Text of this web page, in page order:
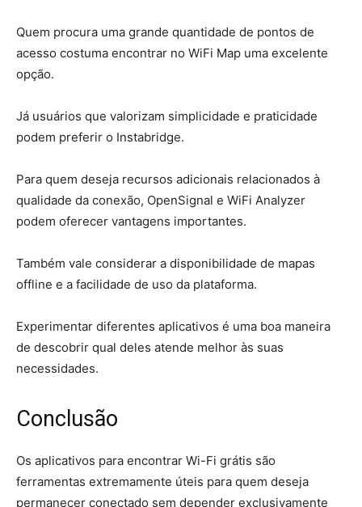
Quem procura uma grande quantidade de pontos de
acesso costuma encontrar no WiFi Map uma excelente
opção.
Já usuários que valorizam simplicidade e praticidade
podem preferir o Instabridge.
Para quem deseja recursos adicionais relacionados à
qualidade da conexão, OpenSignal e WiFi Analyzer
podem oferecer vantagens importantes.
Também vale considerar a disponibilidade de mapas
offline e a facilidade de uso da plataforma.
Experimentar diferentes aplicativos é uma boa maneira
de descobrir qual deles atende melhor às suas
necessidades.
Conclusão
Os aplicativos para encontrar Wi-Fi grátis são
ferramentas extremamente úteis para quem deseja
permanecer conectado sem depender exclusivamente